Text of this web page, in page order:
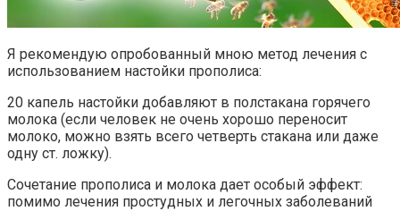
Я рекомендую опробованный мною метод лечения с
использованием настойки прополиса:
20 капель настойки добавляют в полстакана горячего
молока (если человек не очень хорошо переносит
молоко, можно взять всего четверть стакана или даже
одну ст. ложку).
Сочетание прополиса и молока дает особый эффект:
помимо лечения простудных и легочных заболеваний